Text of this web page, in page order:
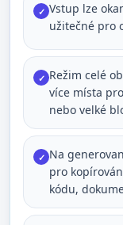
✓ Vstup lze
užitečné pro
✓ Režim celé
více místa
nebo velké
✓ Na
pro
kódu,